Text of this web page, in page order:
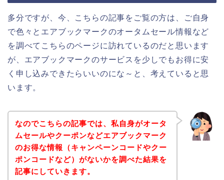
多分ですが、今、こちらの記事をご覧の方は、ご自身
で色々とエアブックマークのオータムセール情報など
を調べてこちらのページに訪れているのだと思います
が、エアブックマークのサービスを少しでもお得に安
く申し込みできたらいいのにな～と、考えていると思
います。
なのでこちらの記事では、私自身がオータ
ムセールやクーポンなどエアブックマーク
のお得な情報（キャンペーンコードやクー
ポンコードなど）がないかを調べた結果を
記事にしていきます。